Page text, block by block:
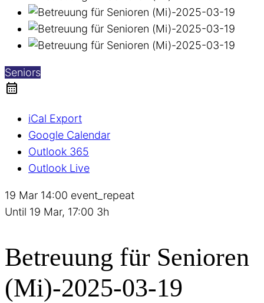
Seniors
iCal Export
Google Calendar
Outlook 365
Outlook Live
19 Mar 14:00 event_repeat
Until 19 Mar, 17:00 3h
Betreuung für Senioren
(Mi)-2025-03-19